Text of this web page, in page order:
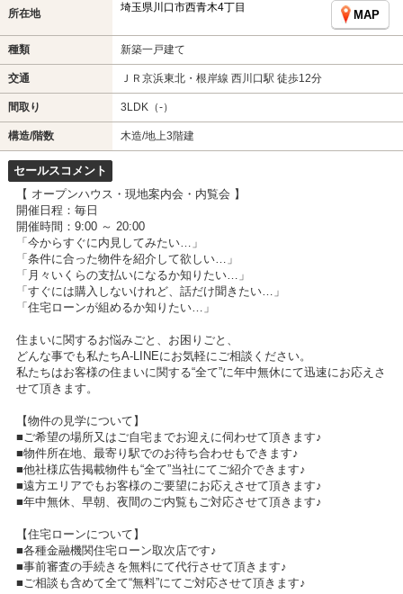
所在地 埼玉県川口市西青木4丁目
MAP
種類 新築一戸建て
交通 ＪＲ京浜東北・根岸線 西川口駅 徒歩12分
間取り 3LDK（-）
構造/階数 木造/地上3階建
セールスコメント
【 オープンハウス・現地案内会・内覧会 】
開催日程：毎日
開催時間：9:00 ～ 20:00
「今からすぐに内見してみたい…」
「条件に合った物件を紹介して欲しい…」
「月々いくらの支払いになるか知りたい…」
「すぐには購入しないけれど、話だけ聞きたい…」
「住宅ローンが組めるか知りたい…」
住まいに関するお悩みごと、お困りごと、
どんな事でも私たちA-LINEにお気軽にご相談ください。
私たちはお客様の住まいに関する“全て”に年中無休にて迅速にお応えさ
せて頂きます。
【物件の見学について】
■ご希望の場所又はご自宅までお迎えに伺わせて頂きます♪
■物件所在地、最寄り駅でのお待ち合わせもできます♪
■他社様広告掲載物件も“全て”当社にてご紹介できます♪
■遠方エリアでもお客様のご要望にお応えさせて頂きます♪
■年中無休、早朝、夜間のご内覧もご対応させて頂きます♪
【住宅ローンについて】
■各種金融機関住宅ローン取次店です♪
■事前審査の手続きを無料にて代行させて頂きます♪
■ご相談も含めて全て“無料”にてご対応させて頂きます♪